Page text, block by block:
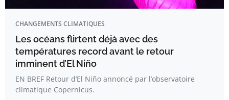
CHANGEMENTS CLIMATIQUES
Les océans flirtent déjà avec des
températures record avant le retour
imminent d’El Niño
EN BREF Retour d’El Niño annoncé par l’observatoire
climatique Copernicus.